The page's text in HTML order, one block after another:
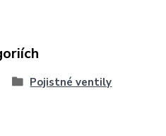
Pojistné ventily